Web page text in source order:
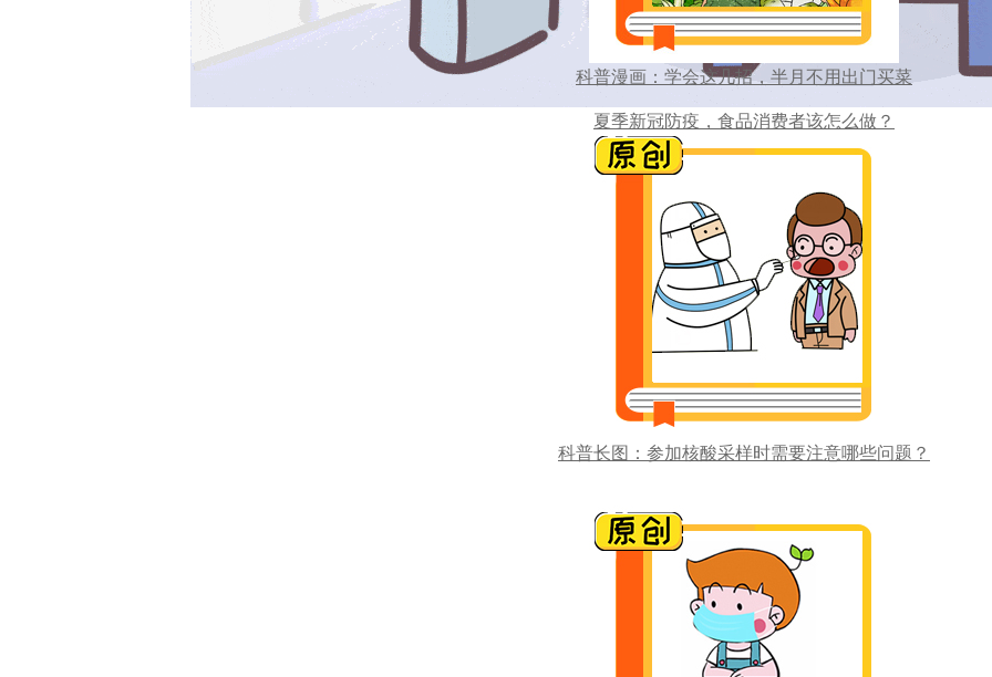
夏季新冠防疫，食品消费者该怎么做？
科普漫画：学会这几招，半月不用出门买菜
科普长图：参加核酸采样时需要注意哪些问题？